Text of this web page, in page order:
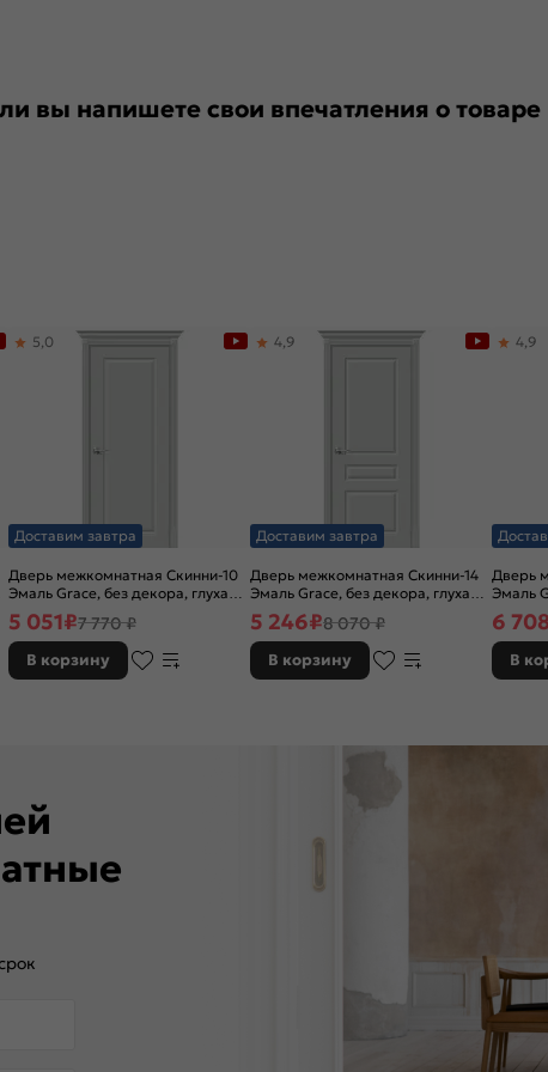
вы напишете свои впечатления о товаре
Доставим завтра
Дверь межкомнатная Скинни-10
Эмаль Grace, без декора, глухая,
без стекла, без кромки, скиновая
5,0
5 051₽7 770 ₽
В корзину
Доставим завтра
Дверь межкомнатная Скинни-14
Эмаль Grace, без декора, глухая,
без стекла, без кромки, скиновая
4,9
5 246₽8 070 ₽
В корзину
Дверь
Эмаль
4,9
6 708
В